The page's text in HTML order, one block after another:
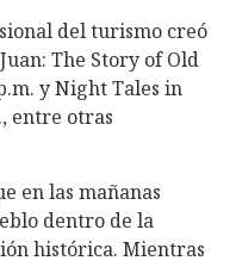
del turismo creó
The Story of Old
y Night Tales in
entre otras
en las mañanas
dentro de la
histórica. Mientras